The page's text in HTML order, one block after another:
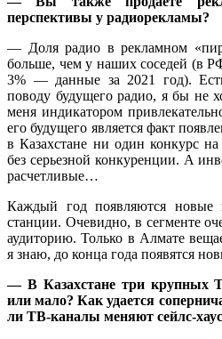
перспективы у радиорекламы?
— Доля радио в рекламном
больше, чем у наших соседей (в
3% — данные за 2021 год).
поводу будущего радио, я бы не
меня индикатором
его будущего является факт
в Казахстане ни один конкурс
без серьезной конкуренции. А
расчетливые…
Каждый год появляются новые
станции. Очевидно, в сегменте
аудиторию. Только в Алмате
я знаю, до конца года появятся
— В Казахстане три крупных
или мало? Как удается
ли ТВ-каналы меняют сейлс-